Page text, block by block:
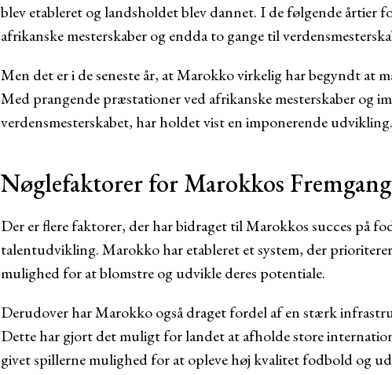
blev etableret og landsholdet blev dannet. I de følgende årtier
afrikanske mesterskaber og endda to gange til
Men det er i de seneste år, at Marokko virkelig har begyndt at
Med prangende præstationer ved afrikanske mesterskaber og
verdensmesterskabet, har holdet vist en imponerende udvikling.
Nøglefaktorer for Marokkos Fremgang
Der er flere faktorer, der har bidraget til Marokkos succes på
talentudvikling. Marokko har etableret et system, der
mulighed for at blomstre og udvikle deres potentiale.
Derudover har Marokko også draget fordel af en stærk
Dette har gjort det muligt for landet at afholde store
givet spillerne mulighed for at opleve høj kvalitet fodbold og